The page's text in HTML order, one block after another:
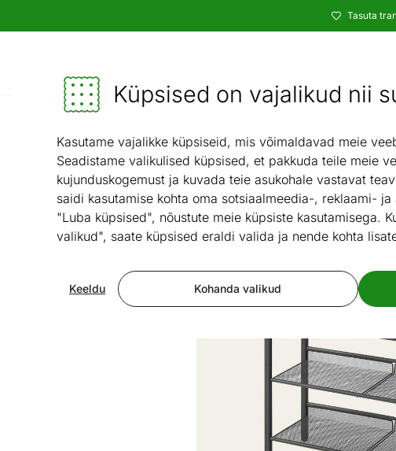
Küpsised on vajalikud nii
Kasutame vajalikke küpsiseid, mis võimaldavad meie
Seadistame valikulised küpsised, et pakkuda teile meie
kujunduskogemust ja kuvada teie asukohale vastavat
saidi kasutamise kohta oma sotsiaalmeedia-, reklaami-
"Luba küpsised", nõustute meie küpsiste kasutamisega.
valikud", saate küpsised eraldi valida ja nende kohta
Kohanda valikud
Keeldu
Tasuta
Mööbel ja sisustus - ON24